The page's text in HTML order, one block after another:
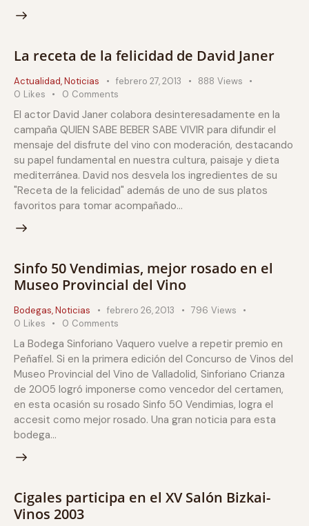
La receta de la felicidad de David Janer
Actualidad,Noticias febrero 27, 2013 888 Views
0 Likes 0 Comments
El actor David Janer colabora desinteresadamente en la
campaña QUIEN SABE BEBER SABE VIVIR para difundir el
mensaje del disfrute del vino con moderación, destacando
su papel fundamental en nuestra cultura, paisaje y dieta
mediterránea. David nos desvela los ingredientes de su
"Receta de la felicidad" además de uno de sus platos
favoritos para tomar acompañado…
Sinfo 50 Vendimias, mejor rosado en el
Museo Provincial del Vino
Bodegas,Noticias febrero 26, 2013 796 Views
0 Likes 0 Comments
La Bodega Sinforiano Vaquero vuelve a repetir premio en
Peñafiel. Si en la primera edición del Concurso de Vinos del
Museo Provincial del Vino de Valladolid, Sinforiano Crianza
de 2005 logró imponerse como vencedor del certamen,
en esta ocasión su rosado Sinfo 50 Vendimias, logra el
accesit como mejor rosado. Una gran noticia para esta
bodega…
Cigales participa en el XV Salón Bizkai-
Vinos 2003